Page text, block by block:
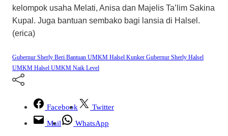
kelompok usaha Melati, Anisa dan Majelis Ta’lim Sakina
Kupal. Juga bantuan sembako bagi lansia di Halsel.
(erica)
Gubernur Sherly Beri Bantuan UMKM Halsel Kunker Gubernur Sherly Halsel
UMKM Halsel UMKM Naik Level
Facebook
Twitter
Mail
WhatsApp